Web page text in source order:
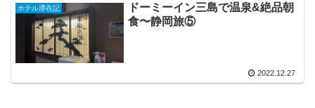
ホテル滞在記
ドーミーイン三島で温泉&絶品朝
食〜静岡旅⑤
2022.12.27